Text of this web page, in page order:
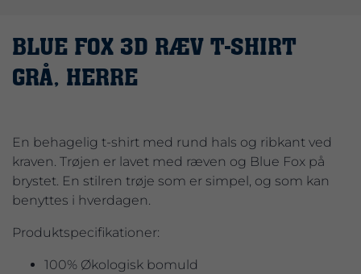
BLUE FOX 3D RÆV T-SHIRT
GRÅ, HERRE
En behagelig t-shirt med rund hals og ribkant ved
kraven. Trøjen er lavet med ræven og Blue Fox på
brystet. En stilren trøje som er simpel, og som kan
benyttes i hverdagen.
Produktspecifikationer:
100% Økologisk bomuld